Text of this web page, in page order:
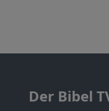
Der Bibel